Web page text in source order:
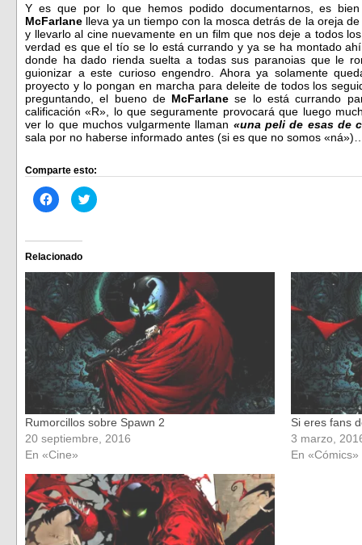
Y es que por lo que hemos podido documentarnos, es
McFarlane lleva ya un tiempo con la mosca detrás de la oreja
y llevarlo al cine nuevamente en un film que nos deje a todos
verdad es que el tío se lo está currando y ya se ha montado
donde ha dado rienda suelta a todas sus paranoias que le
guionizar a este curioso engendro. Ahora ya solamente
proyecto y lo pongan en marcha para deleite de todos los
preguntando, el bueno de McFarlane se lo está currando
calificación «R», lo que seguramente provocará que luego
ver lo que muchos vulgarmente llaman «una peli de esas de
sala por no haberse informado antes (si es que no somos
Comparte esto:
Haz
clic
Facebook
(Se
abre
en
una
ventana
nueva)
Haz
clic
en
una
ventana
nueva)
Relacionado
Rumorcillos sobre Spawn 2
20 septiembre, 2016
En «Cine»
Si eres fans
3 marzo,
En «Cómics»